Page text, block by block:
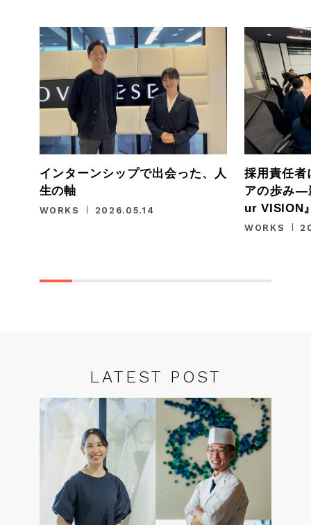
インターンシップで出会った、人
生の軸
WORKS 2026.05.14
採用責任者
アの歩み—
ur VISION
WORKS